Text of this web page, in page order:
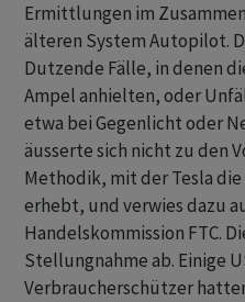
Ermittlungen ​im
älteren System Autopilot.
Dutzende Fälle, in denen
Ampel anhielten, oder
etwa bei Gegenlicht oder
äusserte sich nicht zu den
Methodik, mit der Tesla
erhebt, und verwies dazu
Handelskommission FTC.
Stellungnahme ab. Einige
Verbraucherschützer